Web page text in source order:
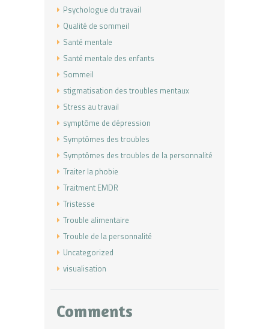
Psychologue du travail
Qualité de sommeil
Santé mentale
Santé mentale des enfants
Sommeil
stigmatisation des troubles mentaux
Stress au travail
symptôme de dépression
Symptômes des troubles
Symptômes des troubles de la personnalité
Traiter la phobie
Traitment EMDR
Tristesse
Trouble alimentaire
Trouble de la personnalité
Uncategorized
visualisation
Comments